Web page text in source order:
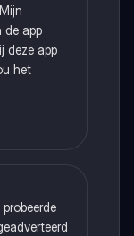
de app
deze app
het